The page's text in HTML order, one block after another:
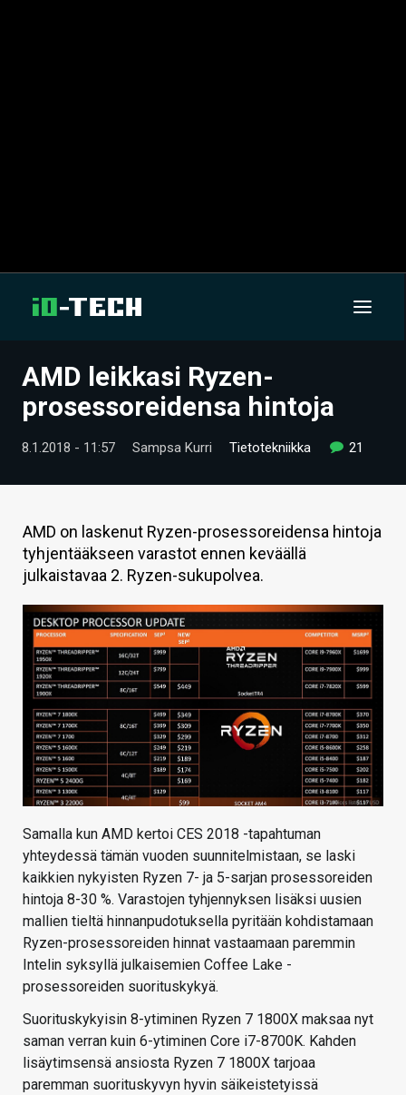
UUTISET
TIETOA
HINTA.FI
KAUPPA
VAIHDA TEEMA
HAKU
AMD leikkasi Ryzen-
prosessoreidensa hintoja
8.1.2018 - 11:57 Sampsa Kurri Tietotekniikka 21
AMD on laskenut Ryzen-prosessoreidensa hintoja
tyhjentääkseen varastot ennen keväällä
julkaistavaa 2. Ryzen-sukupolvea.
Samalla kun AMD kertoi CES 2018 -tapahtuman
yhteydessä tämän vuoden suunnitelmistaan, se laski
kaikkien nykyisten Ryzen 7- ja 5-sarjan prosessoreiden
hintoja 8-30 %. Varastojen tyhjennyksen lisäksi uusien
mallien tieltä hinnanpudotuksella pyritään kohdistamaan
Ryzen-prosessoreiden hinnat vastaamaan paremmin
Intelin syksyllä julkaisemien Coffee Lake -
prosessoreiden suorituskykyä.
Suorituskykyisin 8-ytiminen Ryzen 7 1800X maksaa nyt
saman verran kuin 6-ytiminen Core i7-8700K. Kahden
lisäytimsensä ansiosta Ryzen 7 1800X tarjoaa
paremman suorituskyvyn hyvin säikeistetyissä